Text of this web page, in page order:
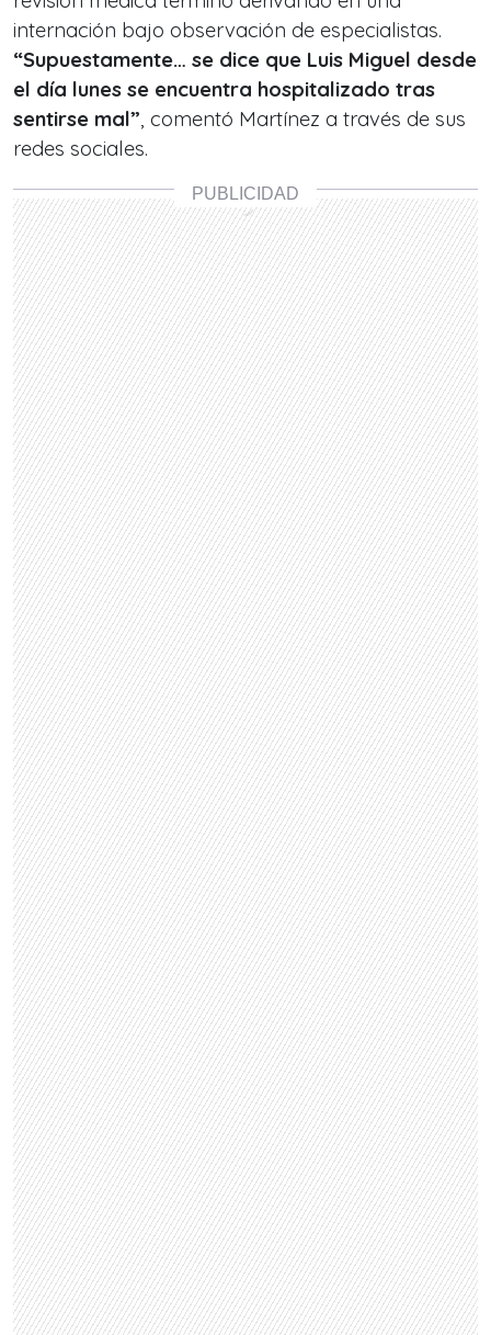
internación bajo observación de especialistas.
“Supuestamente… se dice que Luis Miguel desde
el día lunes se encuentra hospitalizado tras
sentirse mal”, comentó Martínez a través de sus
redes sociales.